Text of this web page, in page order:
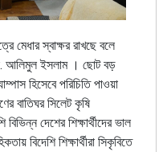
মেধার স্বাক্ষর রাখছে বলে
আলিমুল ইসলাম । ছোট বড়
হিসেবে পরিচিতি পাওয়া
বাতিঘর সিলেট কৃষি
বিভিন্ন দেশের শিক্ষার্থীদের ভাল
বিদেশি শিক্ষার্থীরা সিকৃবিতে